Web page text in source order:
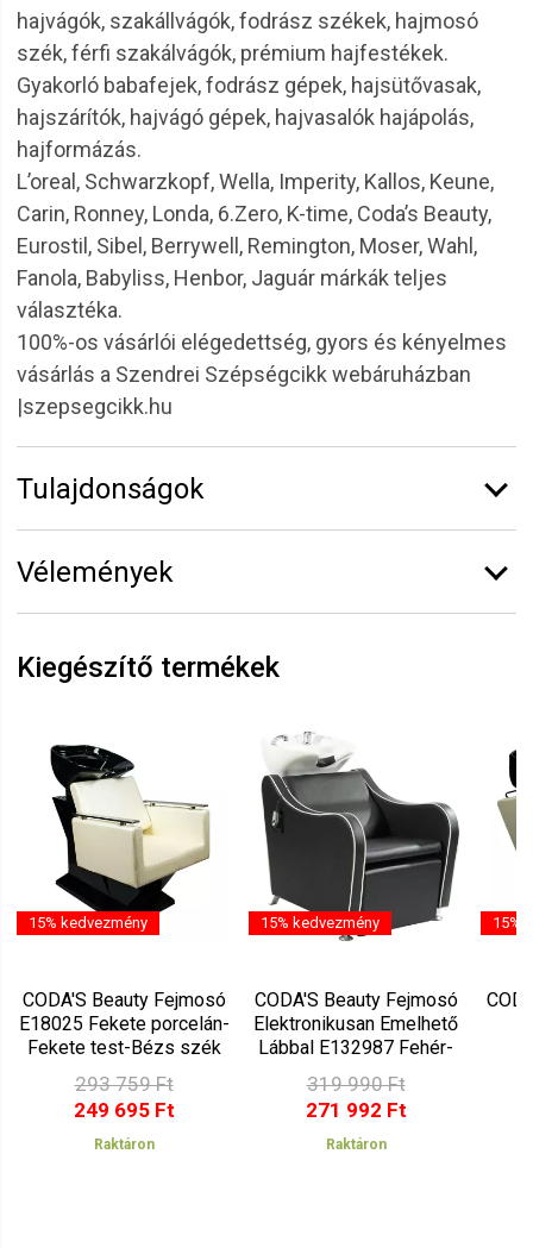
hajvágók, szakállvágók, fodrász székek, hajmosó
szék, férfi szakálvágók, prémium hajfestékek.
Gyakorló babafejek, fodrász gépek, hajsütővasak,
hajszárítók, hajvágó gépek, hajvasalók hajápolás,
hajformázás.
L’oreal, Schwarzkopf, Wella, Imperity, Kallos, Keune,
Carin, Ronney, Londa, 6.Zero, K-time, Coda’s Beauty,
Eurostil, Sibel, Berrywell, Remington, Moser, Wahl,
Fanola, Babyliss, Henbor, Jaguár márkák teljes
választéka.
100%-os vásárlói elégedettség, gyors és kényelmes
vásárlás a Szendrei Szépségcikk webáruházban
|szepsegcikk.hu
Tulajdonságok
Vélemények
Legyen Tiéd az első!
Kiegészítő termékek
15% kedvezmény
CODA'S Beauty Fejmosó
E18025 Fekete porcelán-
Fekete test-Bézs szék
25
293 759 Ft
249 695 Ft
Raktáron
15% kedvezmény
CODA'S Beauty Fejmosó
Elektronikusan Emelhető
Lábbal E132987 Fehér-
Fekete-Fekete
319 990 Ft
271 992 Ft
Raktáron
15%